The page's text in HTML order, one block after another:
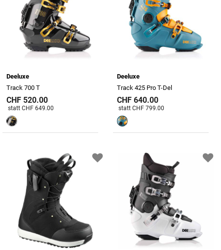
Deeluxe
Track 700 T
CHF 520.00
Preis reduziert von
statt CHF 649.00
Deeluxe
Track 425 Pro T-Del
CHF 640.00
Preis reduziert von
statt CHF 799.00